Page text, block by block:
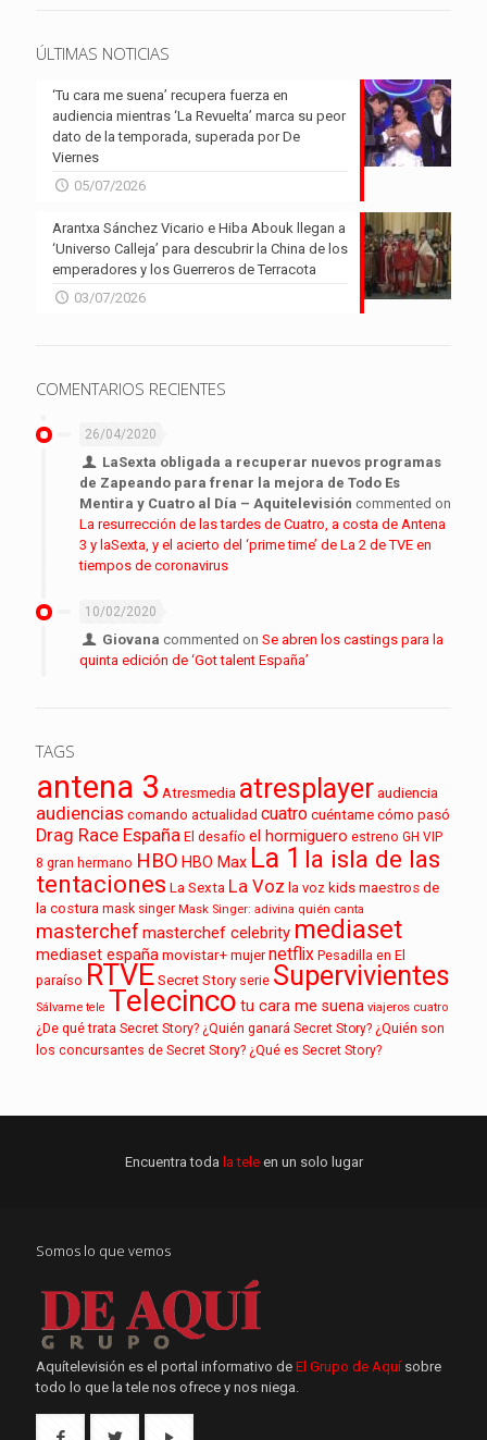
ÚLTIMAS NOTICIAS
‘Tu cara me suena’ recupera fuerza en
audiencia mientras ‘La Revuelta’ marca su peor
dato de la temporada, superada por De
Viernes
05/07/2026
Arantxa Sánchez Vicario e Hiba Abouk llegan a
‘Universo Calleja’ para descubrir la China de los
emperadores y los Guerreros de Terracota
03/07/2026
COMENTARIOS RECIENTES
26/04/2020
LaSexta obligada a recuperar nuevos programas
de Zapeando para frenar la mejora de Todo Es
Mentira y Cuatro al Día – Aquitelevisión commented on
La resurrección de las tardes de Cuatro, a costa de Antena
3 y laSexta, y el acierto del ‘prime time’ de La 2 de TVE en
tiempos de coronavirus
10/02/2020
Giovana commented onSe abren los castings para la
quinta edición de ‘Got talent España’
TAGS
antena 3 Atresmedia atresplayeraudiencia
audiencias comando actualidad cuatrocuéntame cómo pasó
Drag Race España El desafío el hormiguero estreno GH VIP
8 gran hermano HBO HBO Max La 1 la isla de las
tentaciones La Sexta La Voz la voz kids maestros de
la costura mask singer Mask Singer: adivina quién canta
masterchef masterchef celebrity mediaset
mediaset españamovistar+ mujer netflix Pesadilla en El
paraíso RTVE Secret Story serie Supervivientes
Sálvame tele Telecinco tu cara me suena viajeros cuatro
¿De qué trata Secret Story? ¿Quién ganará Secret Story? ¿Quién son
los concursantes de Secret Story? ¿Qué es Secret Story?
Encuentra toda la tele en un solo lugar
Somos lo que vemos
Aquítelevisión es el portal informativo de El Grupo de Aquí sobre
todo lo que la tele nos ofrece y nos niega.